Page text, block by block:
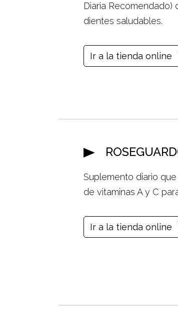
Diaria
dientes saludables.
Ir a la tienda online
Suplemento diario
de vitaminas A y C
Ir a la tienda online